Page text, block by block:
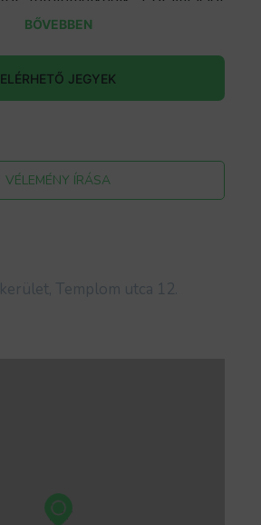
Mintha az űr lebegő
dallam egyensúlyozza ki.
a szabadság és a szabályosság.
jelen a hangszerek
hagyományos hangszíne.
BŐVEBBEN
ELÉRHETŐ JEGYEK
VÉLEMÉNY ÍRÁSA
Templom utca 12.